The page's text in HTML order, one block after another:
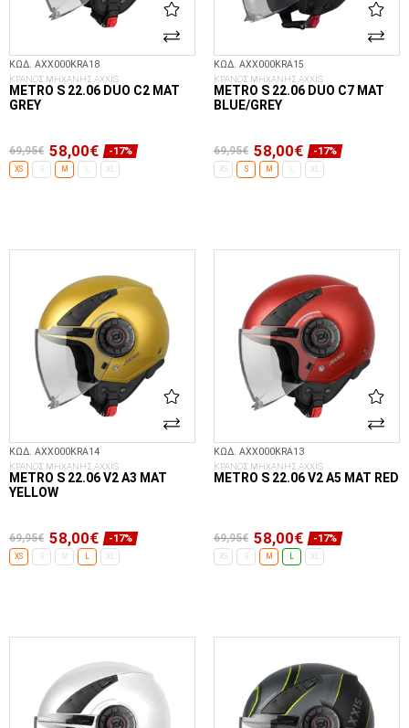
ΚΩΔ. AXX000KRA18
ΚΡΑΝΟΣ ΜΗΧΑΝΗΣ AXXIS
METRO S 22.06 DUO C2 MAT
GREY
69,95€ 58,00€ -17%
XS S M XL
ΚΩΔ. AXX000KRA15
ΚΡΑΝΟΣ ΜΗΧΑΝΗΣ AXXIS
METRO S 22.06 DUO C7 MAT
BLUE/GREY
69,95€ 58,00€ -17%
XS S M XL
ΚΩΔ. AXX000KRA14
ΚΡΑΝΟΣ ΜΗΧΑΝΗΣ AXXIS
METRO S 22.06 V2 A3 MAT
YELLOW
69,95€ 58,00€ -17%
XS S L XL
ΚΩΔ. AXX000KRA13
ΚΡΑΝΟΣ ΜΗΧΑΝΗΣ AXXIS
METRO S 22.06 V2 A5 MAT RED
69,95€ 58,00€ -17%
XS S M L XL